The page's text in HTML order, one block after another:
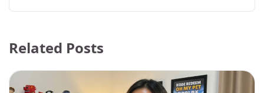
Related Posts